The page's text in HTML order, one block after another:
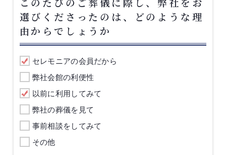
選びくださったのは、どのような理
由からでしょうか
セレモニアの会員だから
弊社会館の利便性
以前に利用してみて
弊社の葬儀を見て
事前相談をしてみて
その他